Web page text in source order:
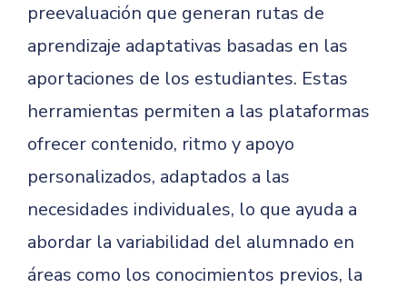
preevaluación que generan rutas de
aprendizaje adaptativas basadas en las
aportaciones de los estudiantes. Estas
herramientas permiten a las plataformas
ofrecer contenido, ritmo y apoyo
personalizados, adaptados a las
necesidades individuales, lo que ayuda a
abordar la variabilidad del alumnado en
áreas como los conocimientos previos, la